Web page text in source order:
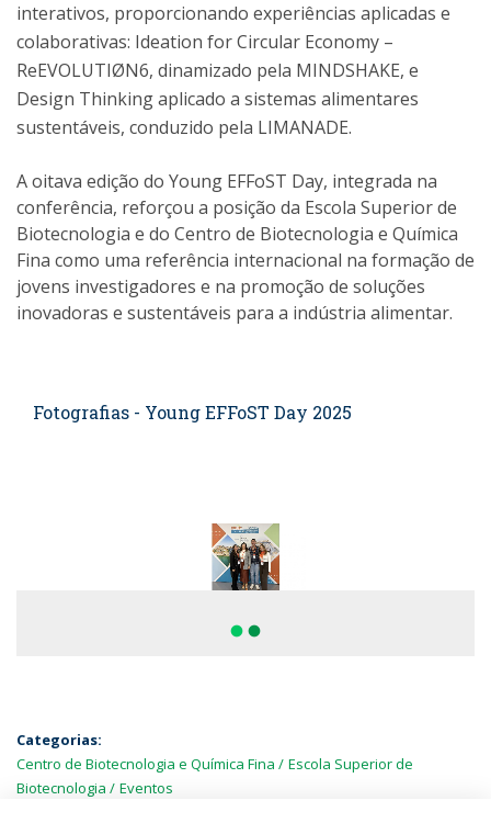
interativos, proporcionando experiências aplicadas e
colaborativas: Ideation for Circular Economy –
ReEVOLUTIØN6, dinamizado pela MINDSHAKE, e
Design Thinking aplicado a sistemas alimentares
sustentáveis, conduzido pela LIMANADE.
A oitava edição do Young EFFoST Day, integrada na
conferência, reforçou a posição da Escola Superior de
Biotecnologia e do Centro de Biotecnologia e Química
Fina como uma referência internacional na formação de
jovens investigadores e na promoção de soluções
inovadoras e sustentáveis para a indústria alimentar.
Fotografias - Young EFFoST Day 2025
fiber_manual_record fiber_manual_record
Categorias:
Centro de Biotecnologia e Química Fina
Escola Superior de
Biotecnologia
Eventos